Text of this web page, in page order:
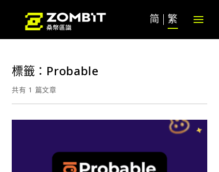
简 繁
標籤：Probable
共有 1 篇文章